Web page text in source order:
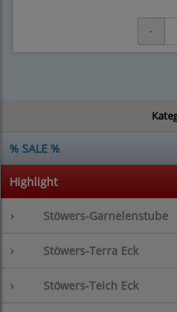
% SALE %
Highlight
› Stöwers-Garnelenstube
› Stöwers-Terra Eck
› Stöwers-Teich Eck